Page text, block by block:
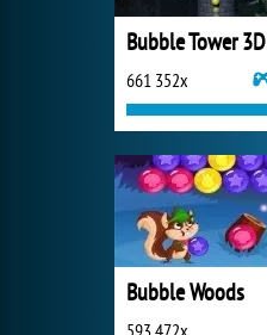
Bubble Tower 3D
661 352x
Bubble Woods
593 472x